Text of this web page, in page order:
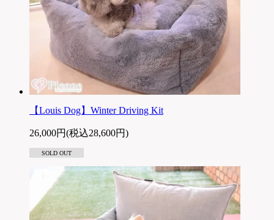
【Louis Dog】Winter Driving Kit
26,000円(税込28,600円)
SOLD OUT